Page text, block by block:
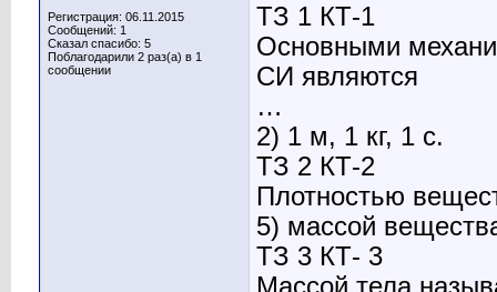
Регистрация: 06.11.2015
Сообщений: 1
Сказал спасибо: 5
Поблагодарили 2 раз(а) в 1
сообщении
ТЗ 1 КТ-1
Основными
СИ являются
…
2) 1 м, 1 кг, 1 с.
ТЗ 2 КТ-2
Плотностью
5) массой
ТЗ 3 КТ- 3
Массой тела